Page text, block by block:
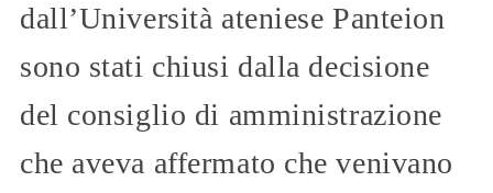
dall’Università ateniese Panteion
sono stati chiusi dalla decisione
del consiglio di amministrazione
che aveva affermato che venivano